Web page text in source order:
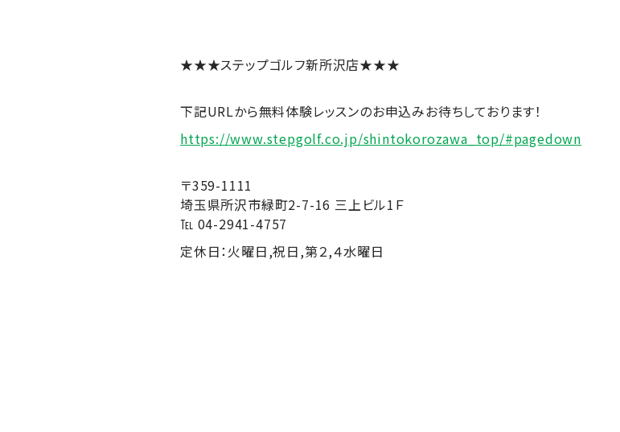
★★★ステップゴルフ新所沢店★★★
下記URLから無料体験レッスンのお申込みお待ちしております！
https://www.stepgolf.co.jp/shintokorozawa_top/#pagedown
〒359-1111
埼玉県所沢市緑町2-7-16 三上ビル1Ｆ
℡ 04-2941-4757
定休日：火曜日,祝日,第２,４水曜日